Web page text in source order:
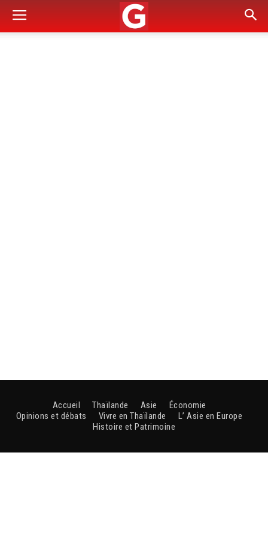
Accueil Thaïlande Asie
Économie
Opinions et débats
Vivre en Thaïlande
L’ Asie en Europe
Histoire et Patrimoine